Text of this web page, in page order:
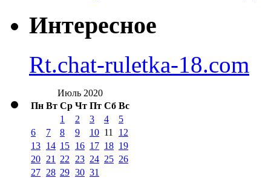
Интересное
Rt.chat-ruletka-18.com
Июль 2020
Пн Вт Ср Чт Пт Сб Вс
1 2 3 4
5
6
7 8 9 10 11
12
13 14 15 16 17 18 19
20 21 22 23 24 25 26
27 28 29 30 31